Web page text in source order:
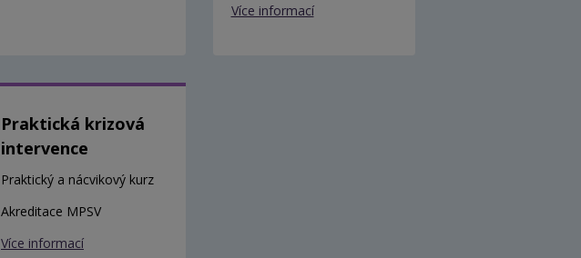
Více informací
Praktická krizová
intervence
Praktický a nácvikový kurz
Akreditace MPSV
Více informací